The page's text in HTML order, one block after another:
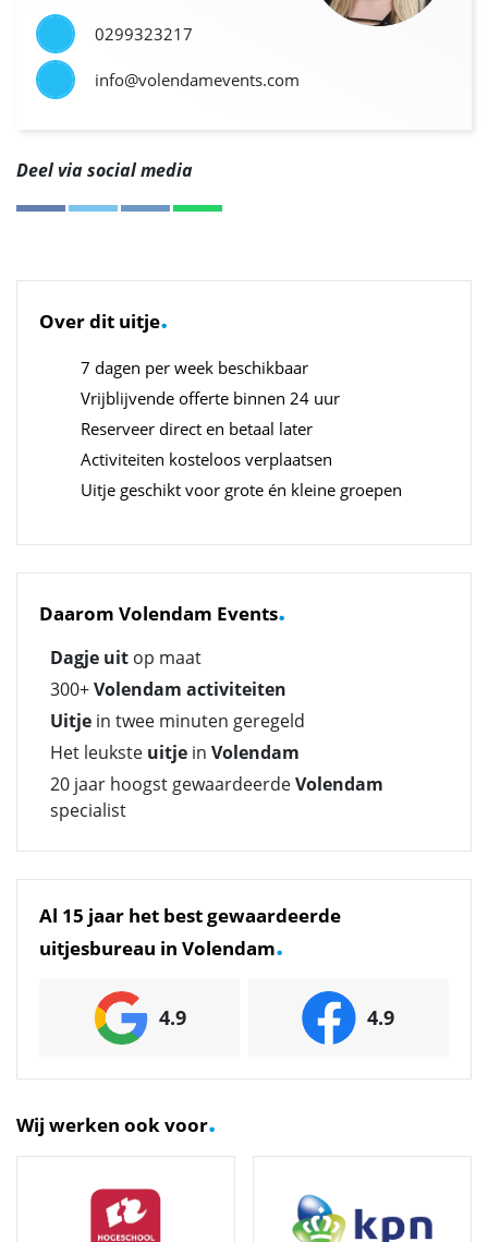
0299323217
info@volendamevents.com
Deel via social media
Over dit uitje.
7 dagen per week beschikbaar
Vrijblijvende offerte binnen 24 uur
Reserveer direct en betaal later
Activiteiten kosteloos verplaatsen
Uitje geschikt voor grote én kleine groepen
Daarom Volendam Events.
Dagje uit op maat
300+Volendam activiteiten
Uitje in twee minuten geregeld
Het leukste uitje in Volendam
20 jaar hoogst gewaardeerdeVolendam
specialist
Al 15 jaar het best gewaardeerde
uitjesbureau in Volendam.
4.9 4.9
Wij werken ook voor.